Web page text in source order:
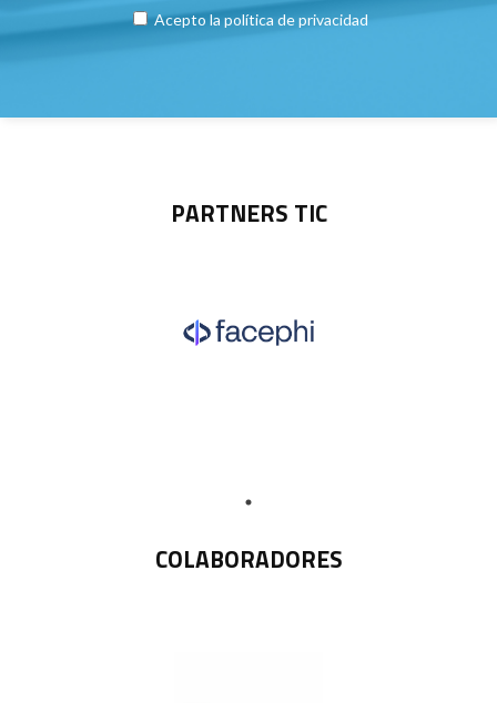
Acepto la política de privacidad
PARTNERS TIC
COLABORADORES